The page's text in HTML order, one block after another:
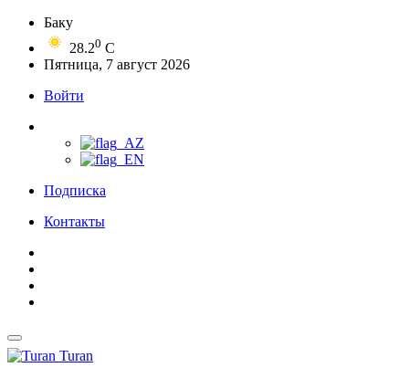
Баку
28.20 C
Пятница, 7 август 2026
Войти
Подписка
Контакты
Turan